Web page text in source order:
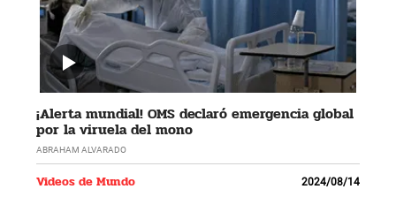
¡Alerta mundial! OMS declaró emergencia global
por la viruela del mono
ABRAHAM ALVARADO
Videos de Mundo 2024/08/14